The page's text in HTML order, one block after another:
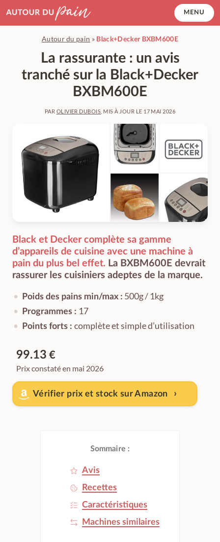
MENU
Autour du pain » Black+Decker BXBM600E
La rassurante : un avis
tranché sur la Black+Decker
BXBM600E
PAR OLIVIER DUBOIS , MIS À JOUR LE 17 MAI 2026
Black et Decker complète sa gamme
d’appareils de cuisine avec une machine à
pain du plus bel effet. La BXBM600E devrait
rassurer les cuisiniers adeptes de la marque.
Poids des pains min/max : 500g / 1kg
Programmes : 17
Points forts : complète et simple d’utilisation
99.13 €
Prix constaté en mai 2026
Vérifier prix et stock sur Amazon
Sommaire :
Avis
Recettes
Caractéristiques
Machines similaires